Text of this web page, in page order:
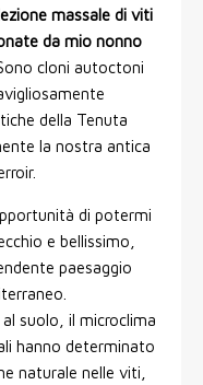
massale di viti
da mio nonno
cloni autoctoni
della Tenuta
la nostra antica
di potermi
e bellissimo,
paesaggio
suolo, il microclima
hanno determinato
naturale nelle viti,